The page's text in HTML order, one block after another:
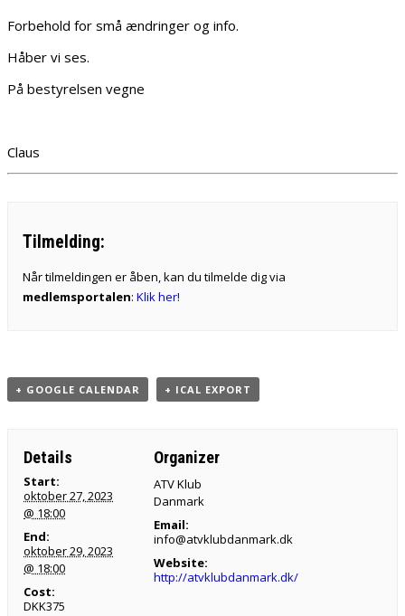
Forbehold for små ændringer og info.
Håber vi ses.
På bestyrelsen vegne
Claus
Tilmelding:
Når tilmeldingen er åben, kan du tilmelde dig via
medlemsportalen: Klik her!
+ GOOGLE CALENDAR + ICAL EXPORT
Details
Start:
oktober 27, 2023
@ 18:00
End:
oktober 29, 2023
@ 18:00
Cost:
DKK375
Organizer
ATV Klub
Danmark
Email:
info@atvklubdanmark.dk
Website:
http://atvklubdanmark.dk/